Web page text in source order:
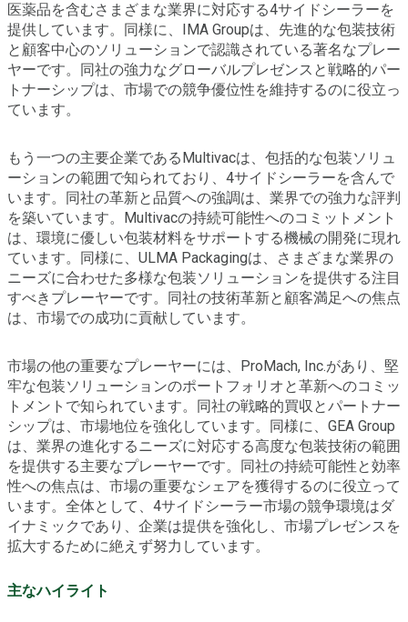
医薬品を含むさまざまな業界に対応する4サイドシーラーを
提供しています。同様に、IMA Groupは、先進的な包装技術
と顧客中心のソリューションで認識されている著名なプレー
ヤーです。同社の強力なグローバルプレゼンスと戦略的パー
トナーシップは、市場での競争優位性を維持するのに役立っ
ています。
もう一つの主要企業であるMultivacは、包括的な包装ソリュ
ーションの範囲で知られており、4サイドシーラーを含んで
います。同社の革新と品質への強調は、業界での強力な評判
を築いています。Multivacの持続可能性へのコミットメント
は、環境に優しい包装材料をサポートする機械の開発に現れ
ています。同様に、ULMA Packagingは、さまざまな業界の
ニーズに合わせた多様な包装ソリューションを提供する注目
すべきプレーヤーです。同社の技術革新と顧客満足への焦点
は、市場での成功に貢献しています。
市場の他の重要なプレーヤーには、ProMach, Inc.があり、堅
牢な包装ソリューションのポートフォリオと革新へのコミッ
トメントで知られています。同社の戦略的買収とパートナー
シップは、市場地位を強化しています。同様に、GEA Group
は、業界の進化するニーズに対応する高度な包装技術の範囲
を提供する主要なプレーヤーです。同社の持続可能性と効率
性への焦点は、市場の重要なシェアを獲得するのに役立って
います。全体として、4サイドシーラー市場の競争環境はダ
イナミックであり、企業は提供を強化し、市場プレゼンスを
拡大するために絶えず努力しています。
主なハイライト